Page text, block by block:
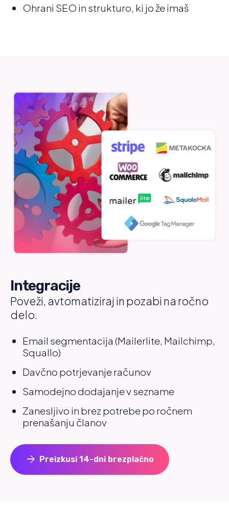
Ohrani SEO in strukturo, ki jo že imaš
Integracije
Poveži, avtomatiziraj in pozabi na ročno
delo.
Email segmentacija (Mailerlite, Mailchimp,
Squallo)
Davčno potrjevanje računov
Samodejno dodajanje v sezname
Zanesljivo in brez potrebe po ročnem
prenašanju članov
arrow_forward Preizkusi 14-dni brezplačno